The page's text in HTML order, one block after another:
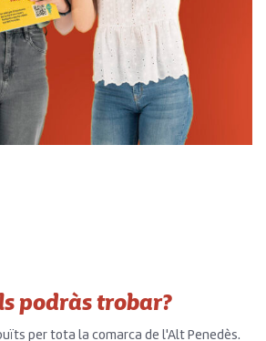
podràs trobar?
per tota la comarca de l'Alt Penedès.